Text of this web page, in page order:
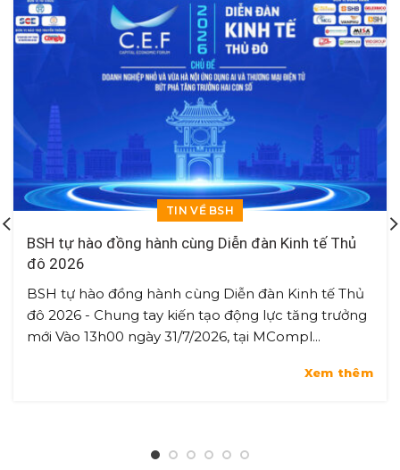
TIN VỀ BSH
BSH tự hào đồng hành cùng Diễn đàn Kinh tế Thủ
đô 2026
BSH tự hào đồng hành cùng Diễn đàn Kinh tế Thủ
đô 2026 - Chung tay kiến tạo động lực tăng trưởng
mới Vào 13h00 ngày 31/7/2026, tại MCompl...
Xem thêm